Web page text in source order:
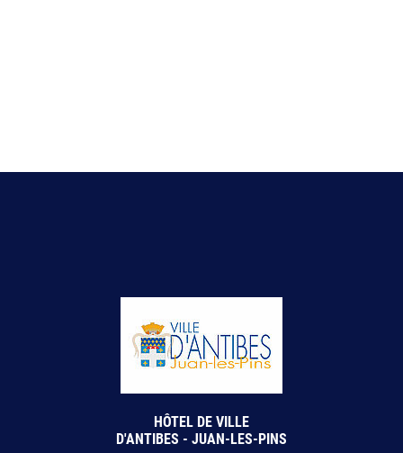
HÔTEL DE VILLE
D'ANTIBES - JUAN-LES-PINS